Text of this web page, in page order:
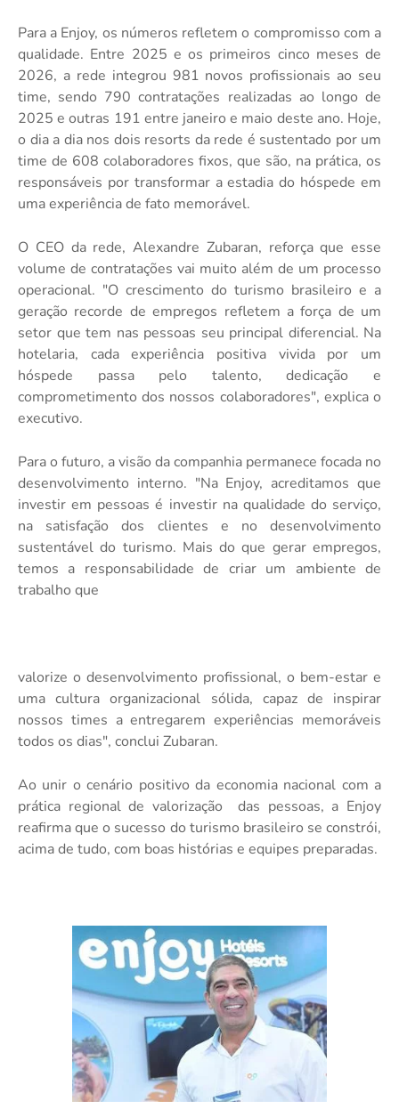
Para a Enjoy, os números refletem o compromisso com a
qualidade. Entre 2025 e os primeiros cinco meses de
2026, a rede integrou 981 novos profissionais ao seu
time, sendo 790 contratações realizadas ao longo de
2025 e outras 191 entre janeiro e maio deste ano. Hoje,
o dia a dia nos dois resorts da rede é sustentado por um
time de 608 colaboradores fixos, que são, na prática, os
responsáveis por transformar a estadia do hóspede em
uma experiência de fato memorável.
O CEO da rede, Alexandre Zubaran, reforça que esse
volume de contratações vai muito além de um processo
operacional. "O crescimento do turismo brasileiro e a
geração recorde de empregos refletem a força de um
setor que tem nas pessoas seu principal diferencial. Na
hotelaria, cada experiência positiva vivida por um
hóspede passa pelo talento, dedicação e
comprometimento dos nossos colaboradores", explica o
executivo.
Para o futuro, a visão da companhia permanece focada no
desenvolvimento interno. "Na Enjoy, acreditamos que
investir em pessoas é investir na qualidade do serviço,
na satisfação dos clientes e no desenvolvimento
sustentável do turismo. Mais do que gerar empregos,
temos a responsabilidade de criar um ambiente de
trabalho que
valorize o desenvolvimento profissional, o bem-estar e
uma cultura organizacional sólida, capaz de inspirar
nossos times a entregarem experiências memoráveis
todos os dias", conclui Zubaran.
Ao unir o cenário positivo da economia nacional com a
prática regional de valorização
das pessoas, a Enjoy
reafirma que o sucesso do turismo brasileiro se constrói,
acima de tudo, com boas histórias e equipes preparadas.